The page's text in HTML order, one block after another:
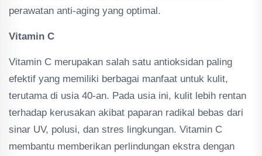
perawatan anti-aging yang optimal.
Vitamin C
Vitamin C merupakan salah satu antioksidan paling
efektif yang memiliki berbagai manfaat untuk kulit,
terutama di usia 40-an. Pada usia ini, kulit lebih rentan
terhadap kerusakan akibat paparan radikal bebas dari
sinar UV, polusi, dan stres lingkungan. Vitamin C
membantu memberikan perlindungan ekstra dengan